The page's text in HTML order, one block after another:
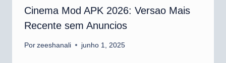
Cinema Mod APK 2026: Versao Mais
Recente sem Anuncios
Por zeeshanali junho 1, 2025